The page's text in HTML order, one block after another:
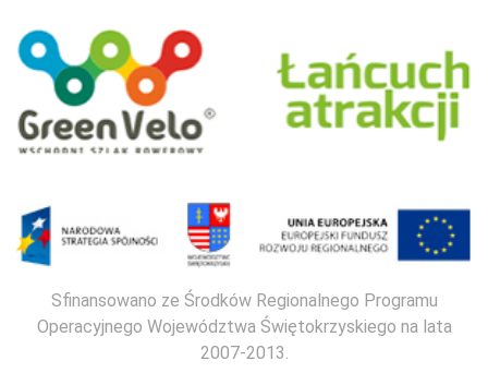
Sfinansowano ze Środków Regionalnego Programu
Operacyjnego Województwa Świętokrzyskiego na lata
2007-2013.